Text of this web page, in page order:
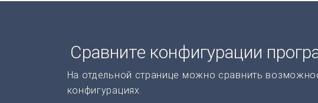
Сравните конфигурации
На отдельной странице можно сравнить
конфигурациях.